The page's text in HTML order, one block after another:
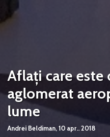
Aflați care este
aglomerat
lume
Andrei Beldiman,10 apr.. 2018